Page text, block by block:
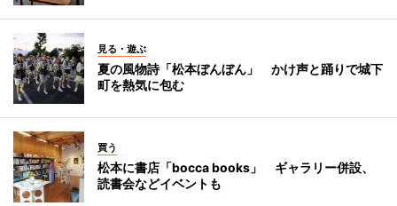
見る・遊ぶ
夏の風物詩「松本ぼんぼん」 かけ声と踊りで城下
町を熱気に包む
買う
松本に書店「bocca books」 ギャラリー併設、
読書会などイベントも